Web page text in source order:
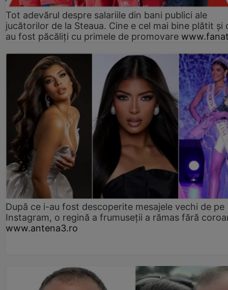
Tot adevărul despre salariile din bani publici ale
jucătorilor de la Steaua. Cine e cel mai bine plătit și
au fost păcăliți cu primele de promovare
După ce i-au fost descoperite mesajele vechi de pe
Instagram, o regină a frumuseții a rămas fără
www.antena3.ro